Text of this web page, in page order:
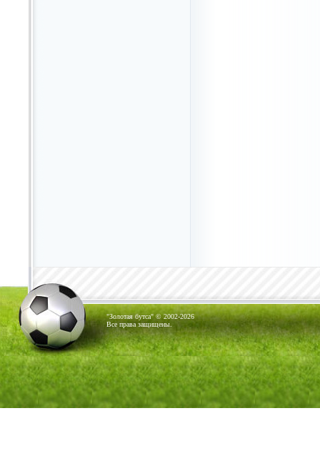
"Золотая бутса" © 2002-2026
Все права защищены.